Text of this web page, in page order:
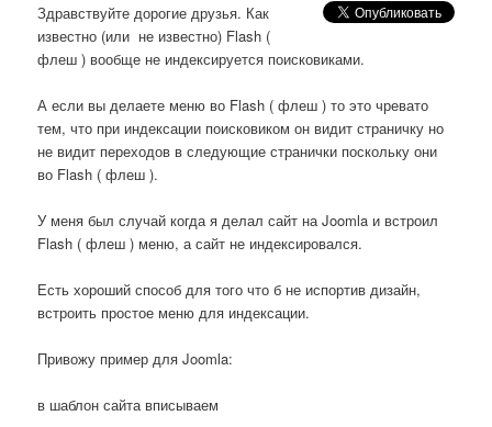
Здравствуйте дорогие друзья. Как
известно (или не известно) Flash (
флеш ) вообще не индексируется поисковиками.
А если вы делаете меню во Flash ( флеш ) то это чревато
тем, что при индексации поисковиком он видит страничку но
не видит переходов в следующие странички поскольку они
во Flash ( флеш ).
У меня был случай когда я делал сайт на Joomla и встроил
Flash ( флеш ) меню, а сайт не индексировался.
Есть хороший способ для того что б не испортив дизайн,
встроить простое меню для индексации.
Привожу пример для Joomla:
в шаблон сайта вписываем